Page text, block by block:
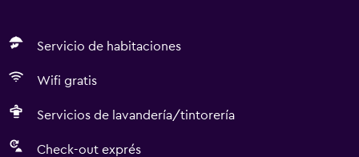
Servicio de habitaciones
Wifi gratis
Servicios de lavandería/tintorería
Check-out exprés